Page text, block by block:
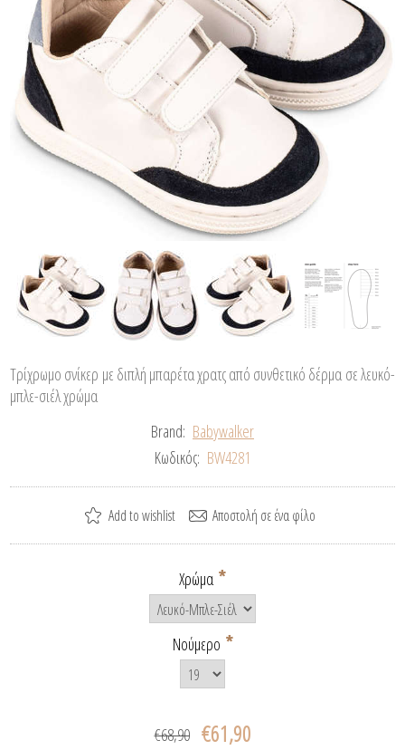
Τρίχρωμο σνίκερ με διπλή μπαρέτα χρατς από συνθετικό δέρμα σε λευκό-
μπλε-σιέλ χρώμα
Brand: Babywalker
Κωδικός: BW4281
Χρώμα *
Νούμερο *
€68,90 €61,90